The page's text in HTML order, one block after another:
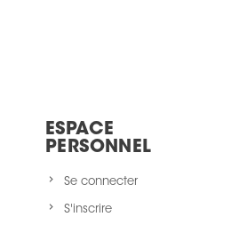
ESPACE
PERSONNEL
Se connecter
S'inscrire